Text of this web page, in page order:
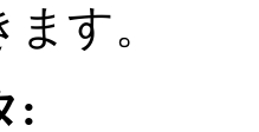
す。
: